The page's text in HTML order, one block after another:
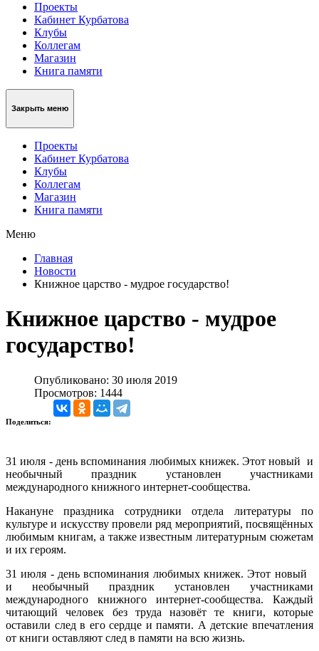
Проекты
Кабинет Курбатова
Клубы
Коллегам
Магазин
Книга памяти
Закрыть меню
Проекты
Кабинет Курбатова
Клубы
Коллегам
Магазин
Книга памяти
Меню
Главная
Новости
Книжное царство - мудрое государство!
Книжное царство - мудрое
государство!
Опубликовано: 30 июля 2019
Просмотров: 1444
Поделиться:
31 июля - день вспоминания любимых книжек. Этот новый и
необычный праздник установлен участниками
международного книжного интернет-сообщества.
Накануне праздника сотрудники отдела литературы по
культуре и искусству провели ряд мероприятий, посвящённых
любимым книгам, а также известным литературным сюжетам
и их героям.
31 июля - день вспоминания любимых книжек. Этот новый
и необычный праздник установлен участниками
международного книжного интернет-сообщества. Каждый
читающий человек без труда назовёт те книги, которые
оставили след в его сердце и памяти. А детские впечатления
от книги оставляют след в памяти на всю жизнь.